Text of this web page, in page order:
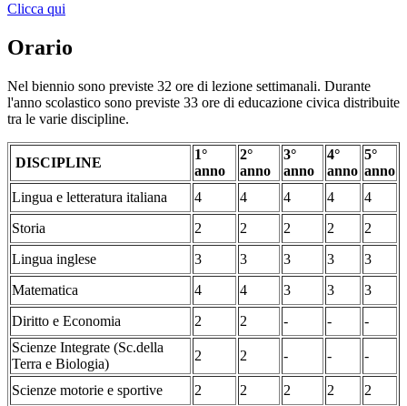
Clicca qui
Orario
Nel biennio sono previste 32 ore di lezione settimanali. Durante
l'anno scolastico sono previste 33 ore di educazione civica distribuite
tra le varie discipline.
DISCIPLINE
1°
anno
2°
anno
3°
anno
4°
anno
5°
anno
Lingua e letteratura italiana
4 4 4 4
4
Storia
2 2 2 2
2
Lingua inglese
3 3 3 3
3
Matematica
4 4 3 3
3
Diritto e Economia
2 2 - -
-
Scienze Integrate (Sc.della
Terra e Biologia)
2 2 - - -
Scienze motorie e sportive 2 2 2 2
2